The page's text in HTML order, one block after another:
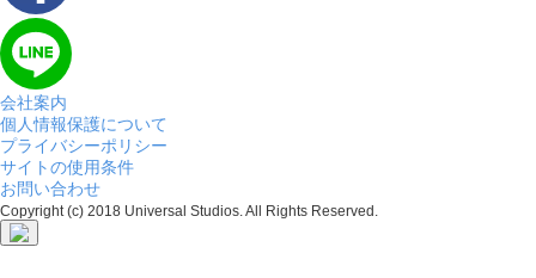
会社案内
個人情報保護について
プライバシーポリシー
サイトの使用条件
お問い合わせ
Copyright (c) 2018 Universal Studios. All Rights Reserved.